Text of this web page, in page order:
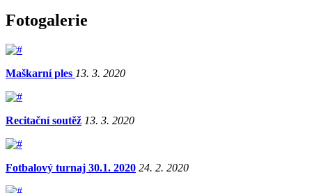
Fotogalerie
Maškarní ples 13. 3. 2020
Recitační soutěž 13. 3. 2020
Fotbalový turnaj 30.1. 2020 24. 2. 2020